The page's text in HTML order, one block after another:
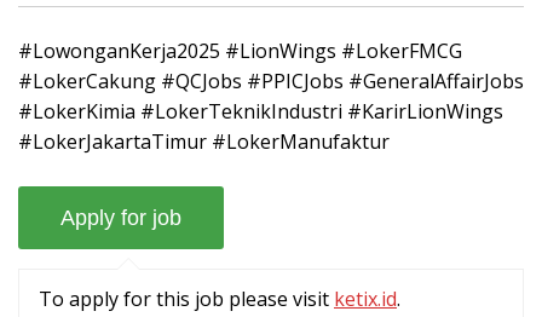
#LowonganKerja2025 #LionWings #LokerFMCG
#LokerCakung #QCJobs #PPICJobs #GeneralAffairJobs
#LokerKimia #LokerTeknikIndustri #KarirLionWings
#LokerJakartaTimur #LokerManufaktur
To apply for this job please visit ketix.id.